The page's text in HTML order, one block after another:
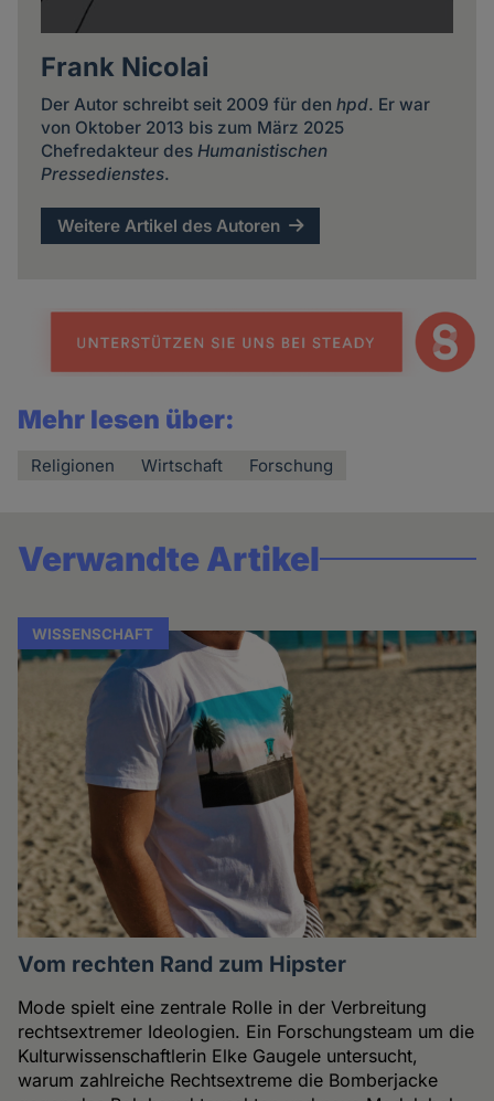
Frank Nicolai
Der Autor schreibt seit 2009 für den hpd. Er war
von Oktober 2013 bis zum März 2025
Chefredakteur des Humanistischen
Pressedienstes.
Weitere Artikel des Autoren
Mehr lesen über:
Religionen Wirtschaft Forschung
Verwandte Artikel
WISSENSCHAFT
Vom rechten Rand zum Hipster
Mode spielt eine zentrale Rolle in der Verbreitung
rechtsextremer Ideologien. Ein Forschungsteam um die
Kulturwissenschaftlerin Elke Gaugele untersucht,
warum zahlreiche Rechtsextreme die Bomberjacke